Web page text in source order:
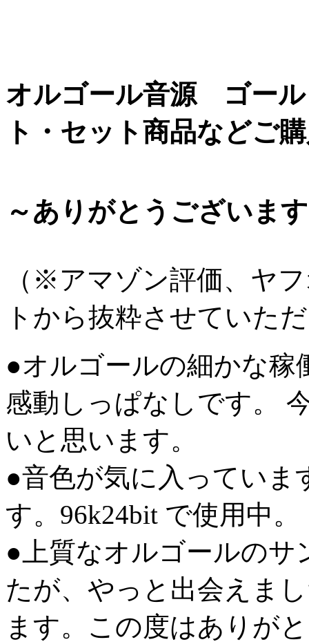
オルゴール音源 ゴール
ト・セット商品などご
～ありがとうございま
（※アマゾン評価、ヤ
トから抜粋させていた
●オルゴールの細かな稼
感動しっぱなしです。
いと思います。
●音色が気に入っていま
す。96k24bit で使用中。
●上質なオルゴールの
たが、やっと出会えま
ます。この度はありが